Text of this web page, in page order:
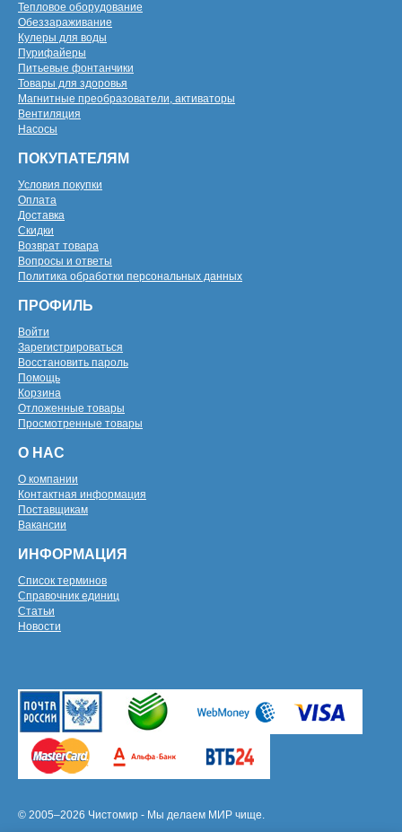
Тепловое оборудование
Обеззараживание
Кулеры для воды
Пурифайеры
Питьевые фонтанчики
Товары для здоровья
Магнитные преобразователи, активаторы
Вентиляция
Насосы
ПОКУПАТЕЛЯМ
Условия покупки
Оплата
Доставка
Скидки
Возврат товара
Вопросы и ответы
Политика обработки персональных данных
ПРОФИЛЬ
Войти
Зарегистрироваться
Восстановить пароль
Помощь
Корзина
Отложенные товары
Просмотренные товары
О НАС
О компании
Контактная информация
Поставщикам
Вакансии
ИНФОРМАЦИЯ
Список терминов
Справочник единиц
Статьи
Новости
© 2005–2026 Чистомир - Мы делаем МИР чище.